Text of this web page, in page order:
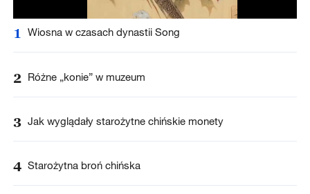
1 Wiosna w czasach dynastii Song
2 Różne „konie” w muzeum
3 Jak wyglądały starożytne chińskie monety
4 Starożytna broń chińska